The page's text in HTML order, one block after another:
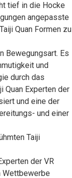
tief in die Hocke
angepasste
Quan Formen zu
Bewegungsart. Es
und
durch das
Quan Experten der
und eine der
und einer
Taiji
der VR
Wettbewerbe